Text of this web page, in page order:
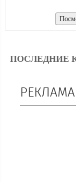
ПОСЛЕДНИЕ
РЕКЛАМА